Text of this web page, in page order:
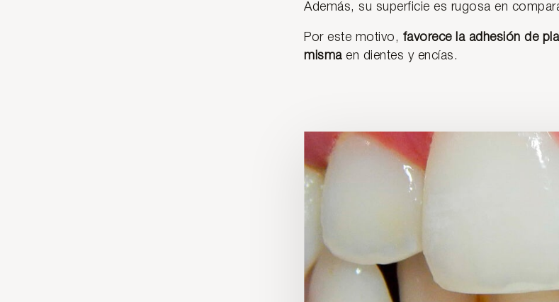
Además, su superficie es rugosa en
Por este motivo, favorece la adhesión de
mismaen dientes y encías.